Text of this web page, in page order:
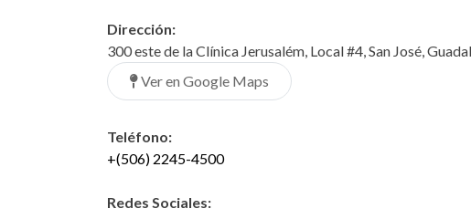
Dirección:
300 este de la Clínica Jerusalém, Local #4, San José,
Ver en Google Maps
Teléfono:
+(506) 2245-4500
Redes Sociales: